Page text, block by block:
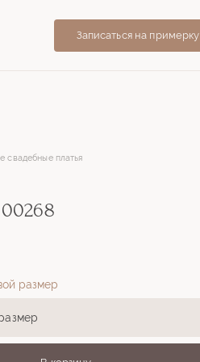
Записаться на примерку
свадебные платья
размер